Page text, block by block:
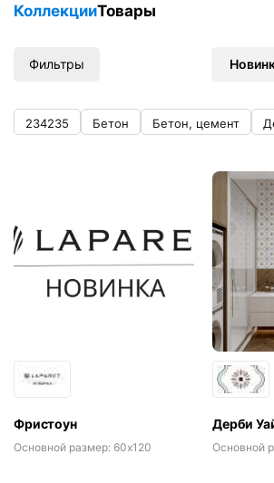
234235 Бетон Бетон, цемент
Фильтры
КоллекцииТовары
Фристоун
Основной размер: 60x120
Дерби
Основной